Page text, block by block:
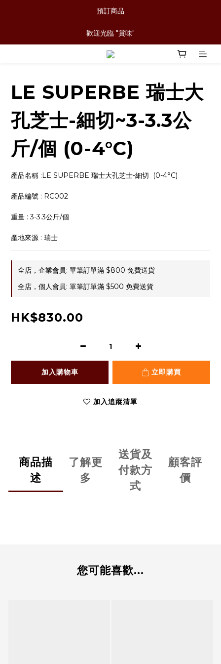
預訂商品
歡迎光臨 "賞味"
LE SUPERBE 瑞士大
孔芝士-細切~3-3.3公
斤/個 (0-4°C)
產品名稱 :LE SUPERBE 瑞士大孔芝士-細切  (0-4°C)
產品編號 : RC002
重量 : 3-3.3公斤/個
產地來源 : 瑞士
全店，企業會員: 單筆訂單滿 $800 免費送貨
全店，個人會員: 單筆訂單滿 $500 免費送貨
HK$830.00
加入購物車 立即購買
加入追蹤清單
商品描
述
了解更
多
送貨及
付款方
式
顧客評
價
您可能喜歡...